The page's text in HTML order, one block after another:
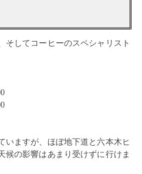
そしてコーヒーのスペシャリスト
いますが、ほぼ地下道と六本木ヒ
候の影響はあまり受けずに行けま